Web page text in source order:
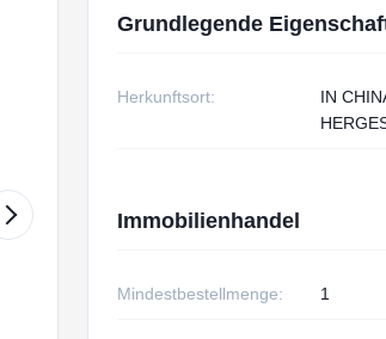
Grundlegende
Herkunftsort:
IN
Immobilienhandel
Mindestbestellmenge: 1